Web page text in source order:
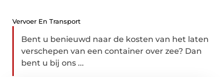
Vervoer En Transport
Bent u benieuwd naar de kosten van het laten
verschepen van een container over zee? Dan
bent u bij ons ...